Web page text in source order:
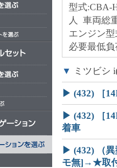
型式:CBA-
人
車両総
エンジン
必要最低
▼ ミツビシ
▶ (432) ［
▶ (432) ［
着車
▶ (432) （
モ無]→★取